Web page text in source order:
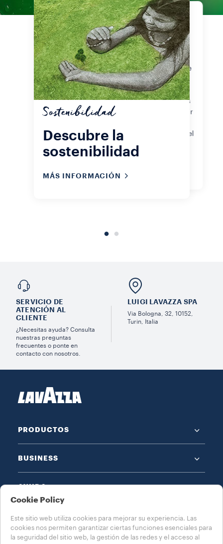
Sostenibilidad
Descubre la
sostenibilidad
MÁS INFORMACIÓN
Productos
Nuestras
certificaciones
Toma una taza de café y disfruta de
la Experiencia Lavazza. Tanto si
prefieres las cápsulas A Modo Mio
como los granos enteros o molidos
Qualità Rossa, lo importante es vivir
mientras saboreas el primer café del
día. Consulta nuestras
certificaciones de sostenibilidad.
SERVICIO DE
ATENCIÓN AL
CLIENTE
¿Necesitas ayuda? Consulta
nuestras preguntas
frecuentes o ponte en
contacto con nosotros.
LUIGI LAVAZZA SPA
Via Bologna, 32, 10152,
Turin, Italia
PRODUCTOS
BUSINESS
AYUDA
NOTAS LEGALES
Cookie Policy
Este sitio web utiliza cookies para mejorar su experiencia. Las
cookies nos permiten garantizar ciertas funciones esenciales para
la seguridad del sitio web, la gestión de las redes y el acceso al